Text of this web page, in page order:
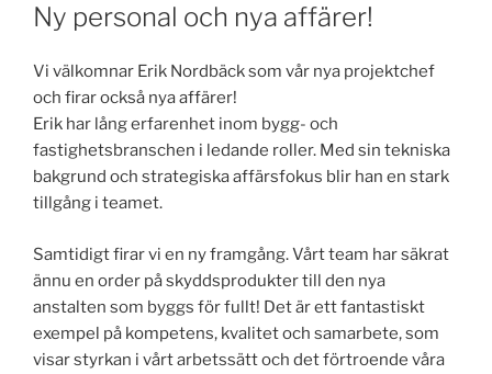
Ny personal och nya affärer!
Vi välkomnar Erik Nordbäck som vår nya projektchef
och firar också nya affärer!
Erik har lång erfarenhet inom bygg- och
fastighetsbranschen i ledande roller. Med sin tekniska
bakgrund och strategiska affärsfokus blir han en stark
tillgång i teamet.
Samtidigt firar vi en ny framgång. Vårt team har säkrat
ännu en order på skyddsprodukter till den nya
anstalten som byggs för fullt! Det är ett fantastiskt
exempel på kompetens, kvalitet och samarbete, som
visar styrkan i vårt arbetssätt och det förtroende våra